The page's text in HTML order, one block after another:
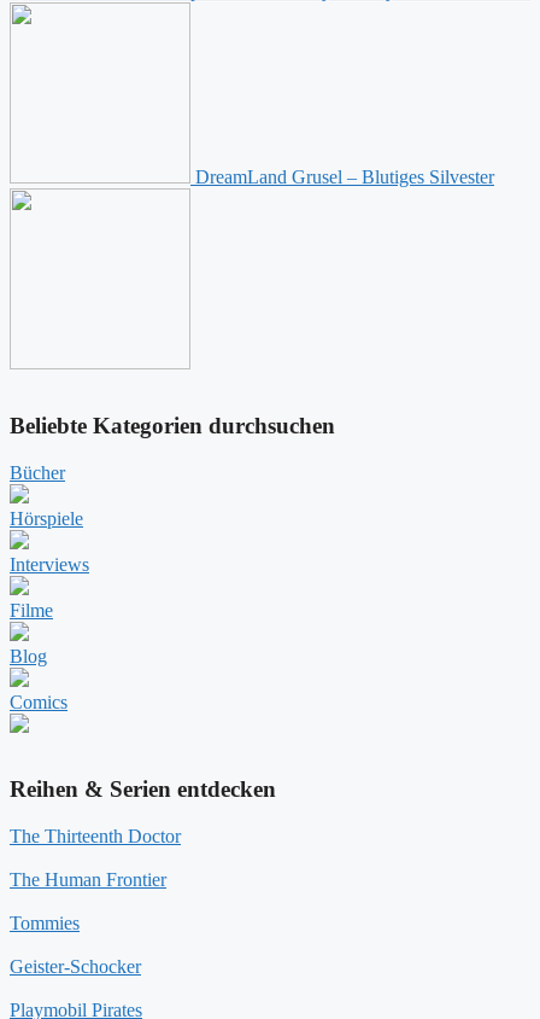
DreamLand Grusel – Blutiges Silvester
Beliebte Kategorien durchsuchen
Bücher
Hörspiele
Interviews
Filme
Blog
Comics
Reihen & Serien entdecken
The Thirteenth Doctor
The Human Frontier
Tommies
Geister-Schocker
Playmobil Pirates